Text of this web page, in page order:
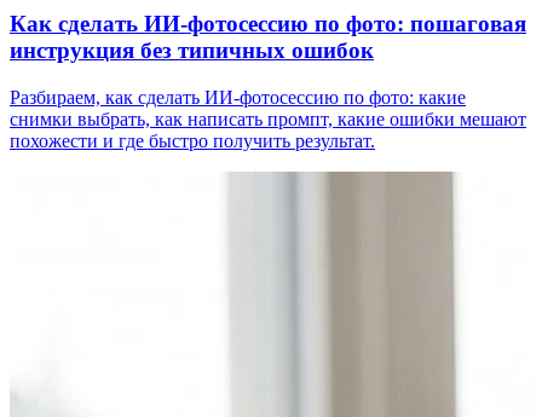
Как сделать ИИ-фотосессию по фото: пошаговая
инструкция без типичных ошибок
Разбираем, как сделать ИИ-фотосессию по фото: какие
снимки выбрать, как написать промпт, какие ошибки мешают
похожести и где быстро получить результат.